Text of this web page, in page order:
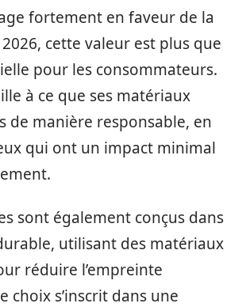
fortement en faveur de la
cette valeur est plus que
pour les consommateurs.
à ce que ses matériaux
de manière responsable, en
qui ont un impact minimal
sont également conçus dans
utilisant des matériaux
réduire l’empreinte
choix s’inscrit dans une